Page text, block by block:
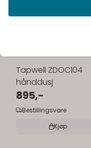
Tapwell ZDOC104
hånddusj
895,-
Bestillingsvare
Kjøp